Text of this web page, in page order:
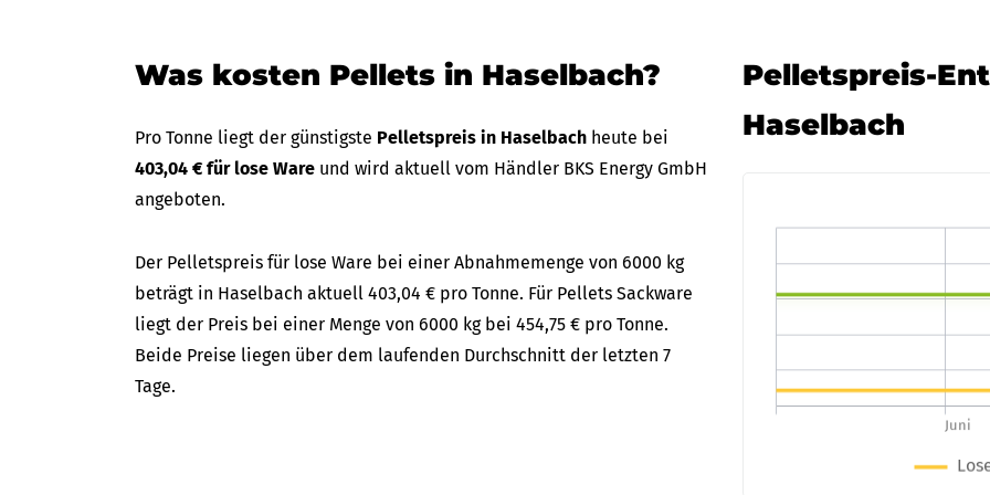
Was kosten Pellets in Haselbach?
Pro Tonne liegt der günstigste Pelletspreis in Haselbach heute bei
403,04 € für lose Ware und wird aktuell vom Händler BKS Energy GmbH
angeboten.
Der Pelletspreis für lose Ware bei einer Abnahmemenge von 6000 kg
beträgt in Haselbach aktuell 403,04 € pro Tonne. Für Pellets Sackware
liegt der Preis bei einer Menge von 6000 kg bei 454,75 € pro Tonne.
Beide Preise liegen über dem laufenden Durchschnitt der letzten 7
Tage.
Pelletspreis-
Haselbach